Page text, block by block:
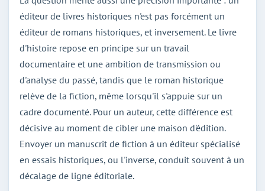
éditeur de livres historiques n'est pas forcément un
éditeur de romans historiques, et inversement. Le livre
d'histoire repose en principe sur un travail
documentaire et une ambition de transmission ou
d'analyse du passé, tandis que le roman historique
relève de la fiction, même lorsqu'il s'appuie sur un
cadre documenté. Pour un auteur, cette différence est
décisive au moment de cibler une maison d'édition.
Envoyer un manuscrit de fiction à un éditeur spécialisé
en essais historiques, ou l'inverse, conduit souvent à un
décalage de ligne éditoriale.